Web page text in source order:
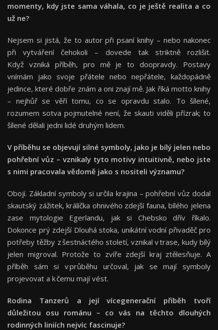
momenty, kdy jste sama váhala, co je ještě realita a co
už ne?
Nejsem si jistá, že to autor při psaní knihy – nebo nakonec
při vytváření čehokoli – dovede tak striktně rozlišit.
Když vzniká příběh, pro mě je to doopravdy. Postavy
vnímám jako svoje přátele nebo nepřátele, každopádně
jedince, které dobře znám a oni znají mě. Jak říká motto knihy
– nejhůř se věří tomu, co se opravdu stalo. To šílené,
rozumem sotva pojmutelné není, že skauti viděli přízrak; to
šílené dělali jedni lidé druhým lidem.
V příběhu se objevují silné symboly, jako je bílý jelen nebo
pohřební vůz – vznikaly tyto motivy intuitivně, nebo jste
s nimi pracovala vědomě jako s nositeli významu?
Obojí. Základní symboly si určila krajina – pohřební vůz dodal
skautský zážitek, králíčka ohnivého zdejší fauna, bílého jelena
zase mytologie Egerlandu, jak si Chebsko dřív říkalo.
Dokonce prý zdejší Dlouhá stoka, unikátní vodní přivaděč pro
potřeby těžby z šestnáctého století, vznikal v trase, kudy bílý
jelen migroval. Protože to zvíře zdejší kraj ztělesňuje. A
příběh sám si v průběhu určoval, jak se mají symboly
projevovat a k čemu mají vést.
Rodina Tanzerů a její vícegenerační příběh tvoří
důležitou osu románu – co vás na těchto dlouhých
rodinných liniích nejvíc fascinuje?